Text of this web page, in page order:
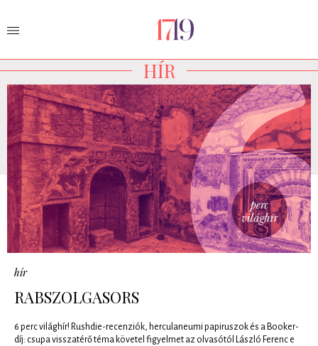
HÍR
hír
RABSZOLGASORS
6 perc világhír! Rushdie-recenziók, herculaneumi papiruszok és a Booker-
díj: csupa visszatérő téma követel figyelmet az olvasótól László Ferenc e